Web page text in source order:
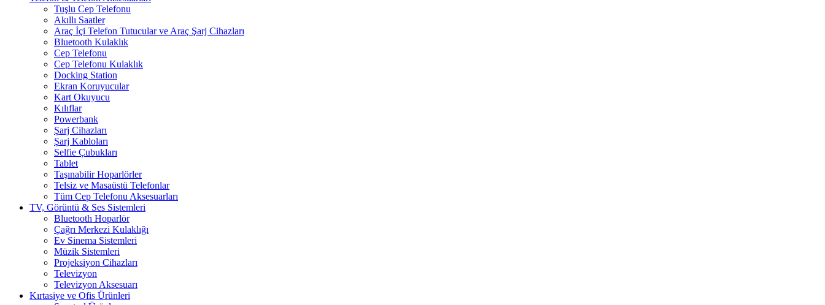
Tuşlu Cep Telefonu
Akıllı Saatler
Araç İçi Telefon Tutucular ve Araç Şarj Cihazları
Bluetooth Kulaklık
Cep Telefonu
Cep Telefonu Kulaklık
Docking Station
Ekran Koruyucular
Kart Okuyucu
Kılıflar
Powerbank
Şarj Cihazları
Şarj Kabloları
Selfie Çubukları
Tablet
Taşınabilir Hoparlörler
Telsiz ve Masaüstü Telefonlar
Tüm Cep Telefonu Aksesuarları
TV, Görüntü & Ses Sistemleri
Bluetooth Hoparlör
Çağrı Merkezi Kulaklığı
Ev Sinema Sistemleri
Müzik Sistemleri
Projeksiyon Cihazları
Televizyon
Televizyon Aksesuarı
Kırtasiye ve Ofis Ürünleri